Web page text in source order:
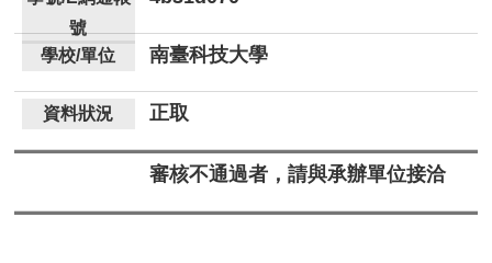
南臺科技大學
正取
審核不通過者，請與承辦單位接洽